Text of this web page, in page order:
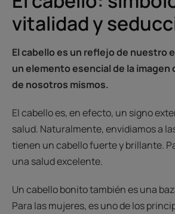
vitalidad y
El cabello es un reflejo de nuestro
un elemento esencial de la
de nosotros mismos.
El cabello es, en efecto, un signo
salud. Naturalmente, envidiamos a
tienen un cabello fuerte y brillante.
una salud excelente.
Un cabello bonito también es una
Para las mujeres, es uno de los